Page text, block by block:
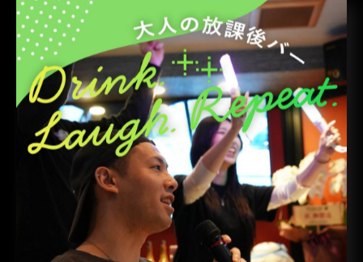
〒143-0016 東京都大田区大森北1-13-11 ダイヤビル5F
03-6404-8874
カラオケ、ダーツライブ3、ボードゲームなどが出来ま
す！
支払い方法現金クレジットカード QR決済(PayPay、d払
い、楽天Pay、au PAY、Alipay+ WeChat Pay、銀聯QR)
電子マネー(交通系IC、楽天Edy、iD、WAON、nanaco、
#新年度